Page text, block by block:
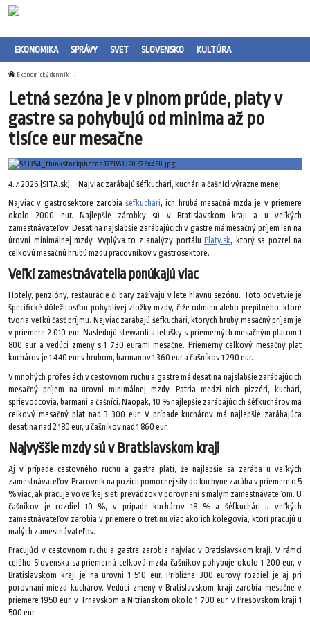
EKONOMIKA SPRÁVY SVET SLOVENSKO KULTÚRA
Ekonomický denník
Letná sezóna je v plnom prúde, platy v
gastre sa pohybujú od minima až po
tisíce eur mesačne
4.7.2026 (SITA.sk) – Najviac zarábajú šéfkuchári, kuchári a čašníci výrazne menej.
Najviac v gastrosektore zarobiašéfkuchári, ich hrubá mesačná mzda je v priemere
okolo 2000 eur. Najlepšie zárobky sú v Bratislavskom kraji a u veľkých
zamestnávateľov. Desatina najslabšie zarábajúcich v gastre má mesačný príjem len na
úrovni minimálnej mzdy. Vyplýva to z analýzy portálu Platy.sk, ktorý sa pozrel na
celkovú mesačnú hrubú mzdu pracovníkov v gastrosektore.
Veľkí zamestnávatelia ponúkajú viac
Hotely, penzióny, reštaurácie či bary zažívajú v lete hlavnú sezónu. Toto odvetvie je
špecifické dôležitosťou pohyblivej zložky mzdy, čiže odmien alebo prepitného, ktoré
tvoria veľkú časť príjmu. Najviac zarábajú šéfkuchári, ktorých hrubý mesačný príjem je
v priemere 2 010 eur. Nasledujú stewardi a letušky s priemerných mesačným platom 1
800 eur a vedúci zmeny s 1 730 eurami mesačne. Priemerný celkový mesačný plat
kuchárov je 1 440 eur v hrubom, barmanov 1 360 eur a čašníkov 1 290 eur.
V mnohých profesiách v cestovnom ruchu a gastre má desatina najslabšie zarábajúcich
mesačný príjem na úrovni minimálnej mzdy. Patria medzi nich pizzéri, kuchári,
sprievodcovia, barmani a čašníci. Naopak, 10 % najlepšie zarábajúcich šéfkuchárov má
celkový mesačný plat nad 3 300 eur. V prípade kuchárov má najlepšie zarábajúca
desatina nad 2 180 eur, u čašníkov nad 1 860 eur.
Najvyššie mzdy sú v Bratislavskom kraji
Aj v prípade cestovného ruchu a gastra platí, že najlepšie sa zarába u veľkých
zamestnávateľov. Pracovník na pozícii pomocnej sily do kuchyne zarába v priemere o 5
% viac, ak pracuje vo veľkej sieti prevádzok v porovnaní s malým zamestnávateľom. U
čašníkov je rozdiel 10 %, v prípade kuchárov 18 % a šéfkuchári u veľkých
zamestnávateľov zarobia v priemere o tretinu viac ako ich kolegovia, ktorí pracujú u
malých zamestnávateľov.
Pracujúci v cestovnom ruchu a gastre zarobia najviac v Bratislavskom kraji. V rámci
celého Slovenska sa priemerná celková mzda čašníkov pohybuje okolo 1 200 eur, v
Bratislavskom kraji je na úrovni 1 510 eur. Približne 300-eurový rozdiel je aj pri
porovnaní miezd kuchárov. Vedúci zmeny v Bratislavskom kraji zarobia mesačne v
priemere 1950 eur, v Trnavskom a Nitrianskom okolo 1 700 eur, v Prešovskom kraji 1
500 eur.